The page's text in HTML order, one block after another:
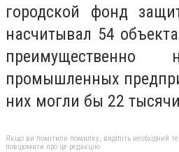
городской фонд
насчитывал 54
преимущественно
промышленных
них могли бы 22
Якщо ви помітили помилку, виділіть необхідний
повідомити про це редакцію